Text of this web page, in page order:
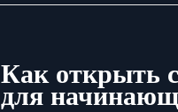
Как открыть
для